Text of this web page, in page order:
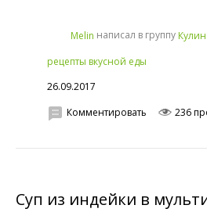
Melin написал в группу
рецепты вкусной еды
26.09.2017
Комментировать
236
Суп из индейки в